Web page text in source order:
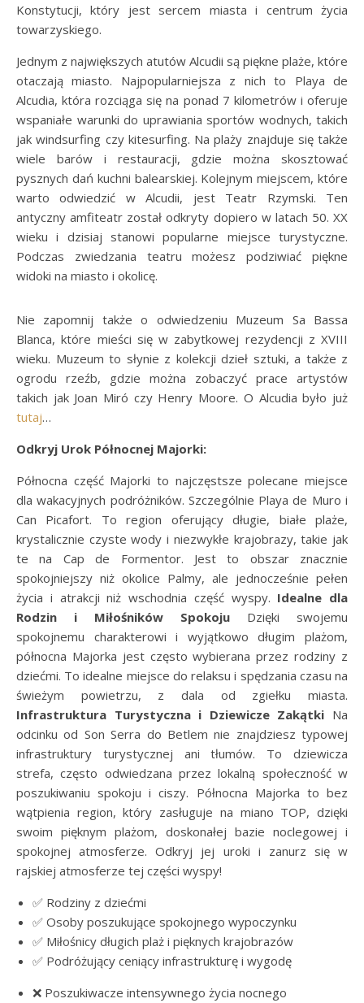
Konstytucji, który jest sercem miasta i centrum życia
towarzyskiego.
Jednym z największych atutów Alcudii są piękne plaże, które
otaczają miasto. Najpopularniejsza z nich to Playa de
Alcudia, która rozciąga się na ponad 7 kilometrów i oferuje
wspaniałe warunki do uprawiania sportów wodnych, takich
jak windsurfing czy kitesurfing. Na plaży znajduje się także
wiele barów i restauracji, gdzie można skosztować
pysznych dań kuchni balearskiej. Kolejnym miejscem, które
warto odwiedzić w Alcudii, jest Teatr Rzymski. Ten
antyczny amfiteatr został odkryty dopiero w latach 50. XX
wieku i dzisiaj stanowi popularne miejsce turystyczne.
Podczas zwiedzania teatru możesz podziwiać piękne
widoki na miasto i okolicę.
Nie zapomnij także o odwiedzeniu Muzeum Sa Bassa
Blanca, które mieści się w zabytkowej rezydencji z XVIII
wieku. Muzeum to słynie z kolekcji dzieł sztuki, a także z
ogrodu rzeźb, gdzie można zobaczyć prace artystów
takich jak Joan Miró czy Henry Moore. O Alcudia było już
tutaj…
Odkryj Urok Północnej Majorki:
Północna część Majorki to najczęstsze polecane miejsce
dla wakacyjnych podróżników. Szczególnie Playa de Muro i
Can Picafort. To region oferujący długie, białe plaże,
krystalicznie czyste wody i niezwykłe krajobrazy, takie jak
te na Cap de Formentor. Jest to obszar znacznie
spokojniejszy niż okolice Palmy, ale jednocześnie pełen
życia i atrakcji niż wschodnia część wyspy. Idealne dla
Rodzin i Miłośników Spokoju Dzięki swojemu
spokojnemu charakterowi i wyjątkowo długim plażom,
północna Majorka jest często wybierana przez rodziny z
dziećmi. To idealne miejsce do relaksu i spędzania czasu na
świeżym powietrzu, z dala od zgiełku miasta.
Infrastruktura Turystyczna i Dziewicze Zakątki Na
odcinku od Son Serra do Betlem nie znajdziesz typowej
infrastruktury turystycznej ani tłumów. To dziewicza
strefa, często odwiedzana przez lokalną społeczność w
poszukiwaniu spokoju i ciszy. Północna Majorka to bez
wątpienia region, który zasługuje na miano TOP, dzięki
swoim pięknym plażom, doskonałej bazie noclegowej i
spokojnej atmosferze. Odkryj jej uroki i zanurz się w
rajskiej atmosferze tej części wyspy!
✅ Rodziny z dziećmi
✅ Osoby poszukujące spokojnego wypoczynku
✅ Miłośnicy długich plaż i pięknych krajobrazów
✅ Podróżujący ceniący infrastrukturę i wygodę
❌ Poszukiwacze intensywnego życia nocnego